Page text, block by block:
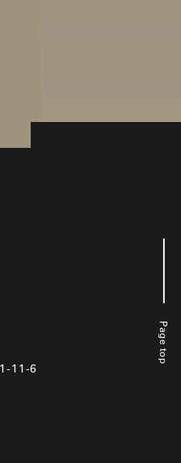
Page top
11-6